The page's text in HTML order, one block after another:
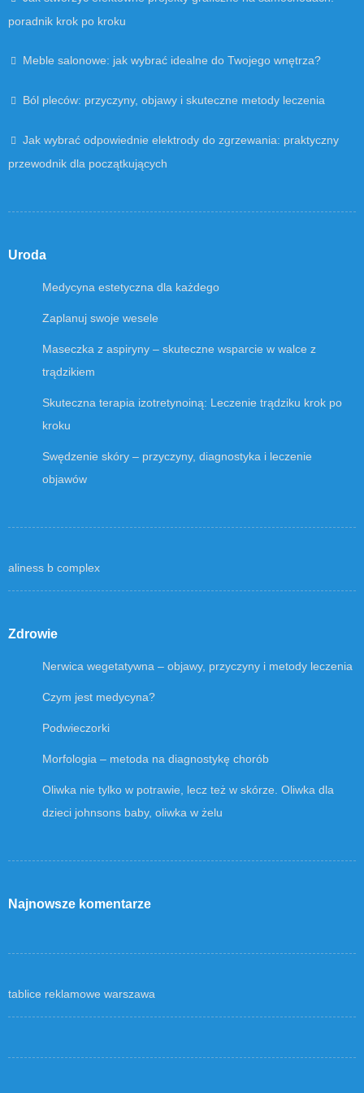
poradnik krok po kroku
Meble salonowe: jak wybrać idealne do Twojego wnętrza?
Ból pleców: przyczyny, objawy i skuteczne metody leczenia
Jak wybrać odpowiednie elektrody do zgrzewania: praktyczny
przewodnik dla początkujących
Uroda
Medycyna estetyczna dla każdego
Zaplanuj swoje wesele
Maseczka z aspiryny – skuteczne wsparcie w walce z
trądzikiem
Skuteczna terapia izotretynoiną: Leczenie trądziku krok po
kroku
Swędzenie skóry – przyczyny, diagnostyka i leczenie
objawów
aliness b complex
Zdrowie
Nerwica wegetatywna – objawy, przyczyny i metody leczenia
Czym jest medycyna?
Podwieczorki
Morfologia – metoda na diagnostykę chorób
Oliwka nie tylko w potrawie, lecz też w skórze. Oliwka dla
dzieci johnsons baby, oliwka w żelu
Najnowsze komentarze
tablice reklamowe warszawa